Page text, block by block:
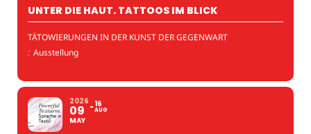
UNTER DIE HAUT. TATTOOS IM BLICK
TÄTOWIERUNGEN IN DER KUNST DER GEGENWART
: Ausstellung
2026
09
MAY
16
AUG